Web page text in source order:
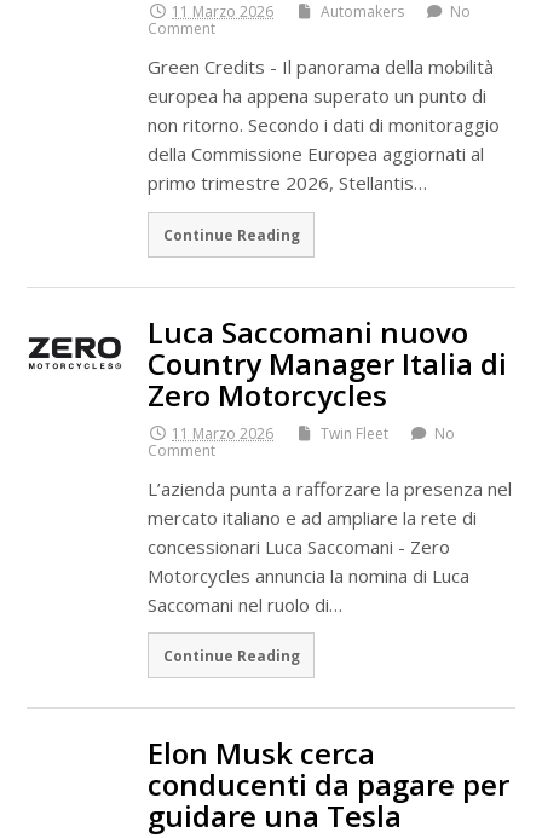
11 Marzo 2026 Automakers
No
Comment
Green Credits - Il panorama della mobilità
europea ha appena superato un punto di
non ritorno. Secondo i dati di monitoraggio
della Commissione Europea aggiornati al
primo trimestre 2026, Stellantis…
Continue Reading
Luca Saccomani nuovo
Country Manager Italia di
Zero Motorcycles
11 Marzo 2026 Twin Fleet
No
Comment
L’azienda punta a rafforzare la presenza nel
mercato italiano e ad ampliare la rete di
concessionari Luca Saccomani - Zero
Motorcycles annuncia la nomina di Luca
Saccomani nel ruolo di…
Continue Reading
Elon Musk cerca
conducenti da pagare per
guidare una Tesla